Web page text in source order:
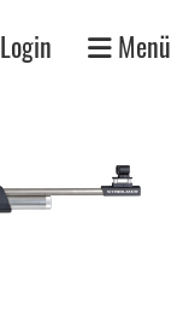
Login Menü